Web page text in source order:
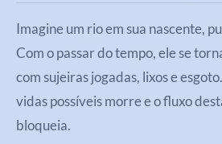
Imagine um rio em sua nascente,
Com o passar do tempo, ele se
com sujeiras jogadas, lixos e
vidas possíveis morre e o fluxo
bloqueia.